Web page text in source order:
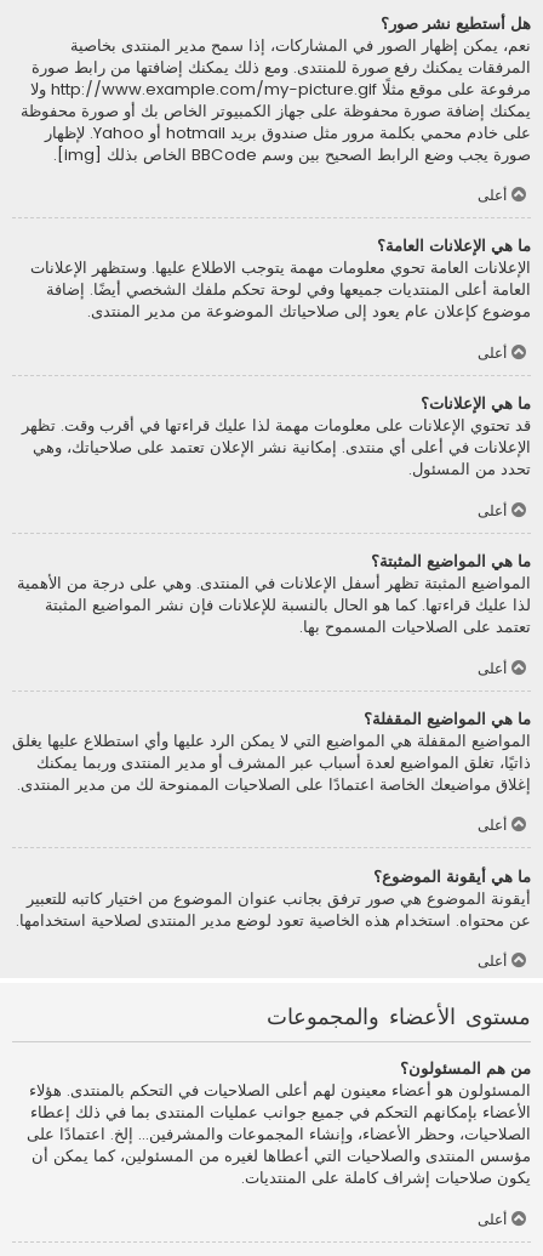
هل أستطيع نشر صور؟
نعم، يمكن إظهار الصور في المشاركات، إذا سمح مدير المنتدى بخاصية
المرفقات يمكنك رفع صورة للمنتدى. ومع ذلك يمكنك إضافتها من رابط صورة
مرفوعة على موقع مثلًا http://www.example.com/my-picture.gif ولا
يمكنك إضافة صورة محفوظة على جهاز الكمبيوتر الخاص بك أو صورة محفوظة
على خادم محمي بكلمة مرور مثل صندوق بريد hotmail أو Yahoo. لإظهار
صورة يجب وضع الرابط الصحيح بين وسم BBCode الخاص بذلك [img].
أعلى
ما هي الإعلانات العامة؟
الإعلانات العامة تحوي معلومات مهمة يتوجب الاطلاع عليها. وستظهر الإعلانات
العامة أعلى المنتديات جميعها وفي لوحة تحكم ملفك الشخصي أيضًا. إضافة
موضوع كإعلان عام يعود إلى صلاحياتك الموضوعة من مدير المنتدى.
أعلى
ما هي الإعلانات؟
قد تحتوي الإعلانات على معلومات مهمة لذا عليك قراءتها في أقرب وقت. تظهر
الإعلانات في أعلى أي منتدى. إمكانية نشر الإعلان تعتمد على صلاحياتك، وهي
تحدد من المسئول.
أعلى
ما هي المواضيع المثبتة؟
المواضيع المثبتة تظهر أسفل الإعلانات في المنتدى. وهي على درجة من الأهمية
لذا عليك قراءتها. كما هو الحال بالنسبة للإعلانات فإن نشر المواضيع المثبتة
تعتمد على الصلاحيات المسموح بها.
أعلى
ما هي المواضيع المقفلة؟
المواضيع المقفلة هي المواضيع التي لا يمكن الرد عليها وأي استطلاع عليها يغلق
ذاتيًا، تغلق المواضيع لعدة أسباب عبر المشرف أو مدير المنتدى وربما يمكنك
إغلاق مواضيعك الخاصة اعتمادًا على الصلاحيات الممنوحة لك من مدير المنتدى.
أعلى
ما هي أيقونة الموضوع؟
أيقونة الموضوع هي صور ترفق بجانب عنوان الموضوع من اختيار كاتبه للتعبير
عن محتواه. استخدام هذه الخاصية تعود لوضع مدير المنتدى لصلاحية استخدامها.
أعلى
مستوى الأعضاء والمجموعات
من هم المسئولون؟
المسئولون هو أعضاء معينون لهم أعلى الصلاحيات في التحكم بالمنتدى. هؤلاء
الأعضاء بإمكانهم التحكم في جميع جوانب عمليات المنتدى بما في ذلك إعطاء
الصلاحيات، وحظر الأعضاء، وإنشاء المجموعات والمشرفين... إلخ. اعتمادًا على
مؤسس المنتدى والصلاحيات التي أعطاها لغيره من المسئولين، كما يمكن أن
يكون صلاحيات إشراف كاملة على المنتديات.
أعلى